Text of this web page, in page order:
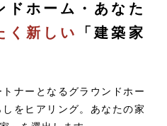
ドホーム・あなた
く新しい
「建築家
ナーとなるグラウンドホー
をヒアリング。 あなたの家